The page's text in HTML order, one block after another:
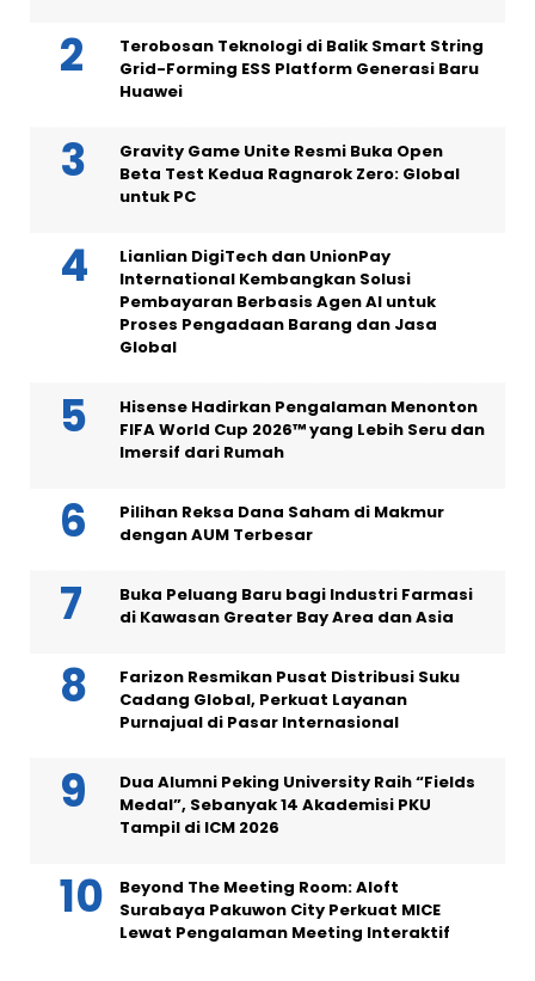
Terobosan Teknologi di Balik Smart String
Grid-Forming ESS Platform Generasi Baru
Huawei
Gravity Game Unite Resmi Buka Open
Beta Test Kedua Ragnarok Zero: Global
untuk PC
Lianlian DigiTech dan UnionPay
International Kembangkan Solusi
Pembayaran Berbasis Agen AI untuk
Proses Pengadaan Barang dan Jasa
Global
Hisense Hadirkan Pengalaman Menonton
FIFA World Cup 2026™ yang Lebih Seru dan
Imersif dari Rumah
Pilihan Reksa Dana Saham di Makmur
dengan AUM Terbesar
Buka Peluang Baru bagi Industri Farmasi
di Kawasan Greater Bay Area dan Asia
Farizon Resmikan Pusat Distribusi Suku
Cadang Global, Perkuat Layanan
Purnajual di Pasar Internasional
Dua Alumni Peking University Raih “Fields
Medal”, Sebanyak 14 Akademisi PKU
Tampil di ICM 2026
Beyond The Meeting Room: Aloft
Surabaya Pakuwon City Perkuat MICE
Lewat Pengalaman Meeting Interaktif